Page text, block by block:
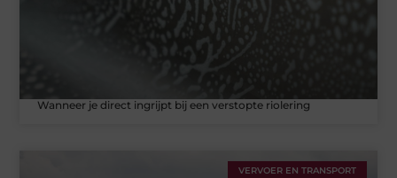
Wanneer je direct ingrijpt bij een verstopte riolering
VERVOER EN TRANSPORT